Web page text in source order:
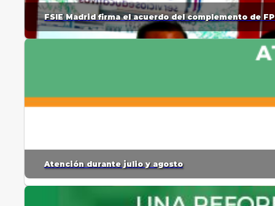
FSIE Madrid firma el acuerdo del complemento de
Atención durante julio y agosto